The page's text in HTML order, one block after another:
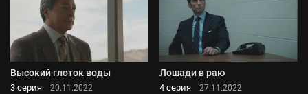
Высокий глоток воды
3 серия 20.11.2022
Лошади в раю
4 серия 27.11.2022